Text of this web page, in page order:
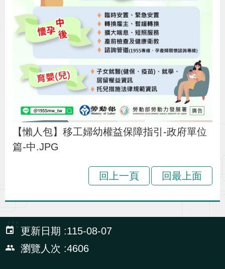
【懶人包】移工婦幼權益保障指引-政府單位
篇-中.JPG
回上一頁 回最上面
:::
更新日期
115-08-07
瀏覽人次
4606